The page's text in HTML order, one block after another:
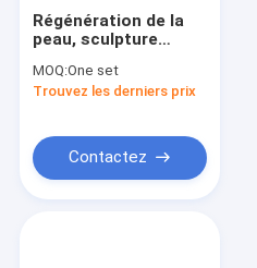
Régénération de la
peau, sculpture
MOQ:One set
Trouvez les derniers prix
Contactez